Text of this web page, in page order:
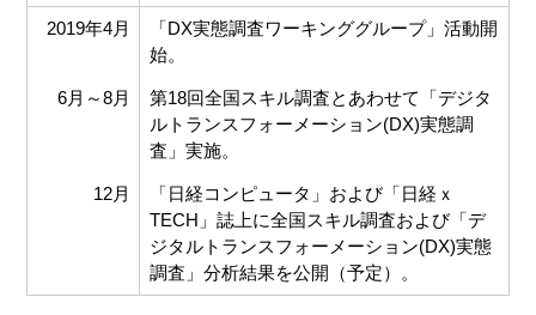
2019年4月
「DX実態調査ワーキンググループ」活動開
始。
6月～8月
第18回全国スキル調査とあわせて「デジタ
ルトランスフォーメーション(DX)実態調
査」実施。
12月
「日経コンピュータ」および「日経ｘ
TECH」誌上に全国スキル調査および「デ
ジタルトランスフォーメーション(DX)実態
調査」分析結果を公開（予定）。